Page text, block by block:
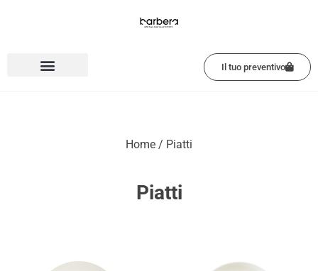
Il tuo preventivo
Home / Piatti
Piatti